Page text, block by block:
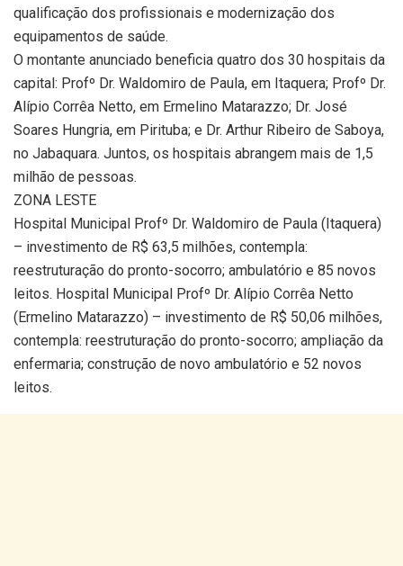
qualificação dos profissionais e modernização dos
equipamentos de saúde.
O montante anunciado beneficia quatro dos 30 hospitais da
capital: Profº Dr. Waldomiro de Paula, em Itaquera; Profº Dr.
Alípio Corrêa Netto, em Ermelino Matarazzo; Dr. José
Soares Hungria, em Pirituba; e Dr. Arthur Ribeiro de Saboya,
no Jabaquara. Juntos, os hospitais abrangem mais de 1,5
milhão de pessoas.
ZONA LESTE
Hospital Municipal Profº Dr. Waldomiro de Paula (Itaquera)
– investimento de R$ 63,5 milhões, contempla:
reestruturação do pronto-socorro; ambulatório e 85 novos
leitos. Hospital Municipal Profº Dr. Alípio Corrêa Netto
(Ermelino Matarazzo) – investimento de R$ 50,06 milhões,
contempla: reestruturação do pronto-socorro; ampliação da
enfermaria; construção de novo ambulatório e 52 novos
leitos.